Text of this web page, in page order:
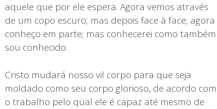
aquele que por ele espera. Agora vemos através
de um copo escuro; mas depois face à face; agora
conheço em parte; mas conhecerei como também
sou conhecido.
Cristo mudará nosso vil corpo para que seja
moldado como seu corpo glorioso, de acordo com
o trabalho pelo qual ele é capaz até mesmo de